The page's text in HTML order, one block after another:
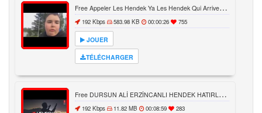
F
ree Appeler Les Hendek Ya Les Hendek Qui Arriventmp3
192 Kbps 583.98 KB 00:00:26 755
JOUER
TÉLÉCHARGER
F
ree DURSUN ALİ ERZİNCANLI HENDEK HATIRLAYIN
192 Kbps 11.82 MB 00:08:59 283